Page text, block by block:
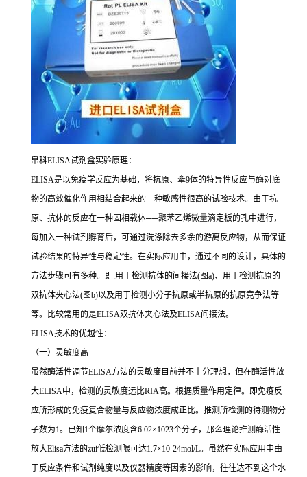
帛科ELISA试剂盒实验原理：
ELISA是以免疫学反应为基础，将抗原、牽9体的特异性反应与酶对底
物的高效催化作用相结合起来的一种敏感性很高的试验技术。由于抗
原、抗体的反应在一种固相载体──聚苯乙烯微量滴定板的孔中进行，
每加入一种试剂孵育后，可通过洗涤除去多余的游离反应物，从而保证
试验结果的特异性与稳定性。在实际应用中，通过不同的设计，具体的
方法步骤可有多种。即:用于检测抗体的间接法(图a)、用于检测抗原的
双抗体夹心法(图b)以及用于检测小分子抗原或半抗原的抗原竞争法等
等。比较常用的是ELISA双抗体夹心法及ELISA间接法。
ELISA技术的优越性：
（一）灵敏度高
虽然酶活性调节ELISA方法的灵敏度目前并不十分理想，但在酶活性放
大ELISA中，检测的灵敏度远比RIA高。根据质量作用定律。即免疫反
应所形成的免疫复合物量与反应物浓度成正比。推测所检测的待测物分
子数为1。已知 1个摩尔浓度含6.02×1023个分子，那么理论推测酶活性
放大Elisa方法的zui低检测限可达1.7×10-24mol/L。虽然在实际应用中由
于反应条件和试剂纯度以及仪器精度等因素的影响，往往达不到这个水